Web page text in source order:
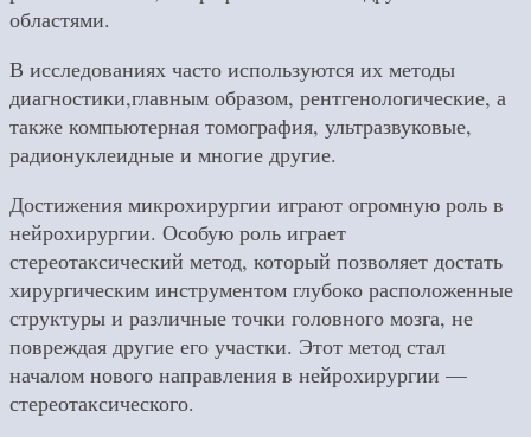
областями.
В исследованиях часто используются их методы
диагностики,главным образом, рентгенологические, а
также компьютерная томография, ультразвуковые,
радионуклеидные и многие другие.
Достижения микрохирургии играют огромную роль в
нейрохирургии. Особую роль играет
стереотаксический метод, который позволяет достать
хирургическим инструментом глубоко расположенные
структуры и различные точки головного мозга, не
повреждая другие его участки. Этот метод стал
началом нового направления в нейрохирургии —
стереотаксического.